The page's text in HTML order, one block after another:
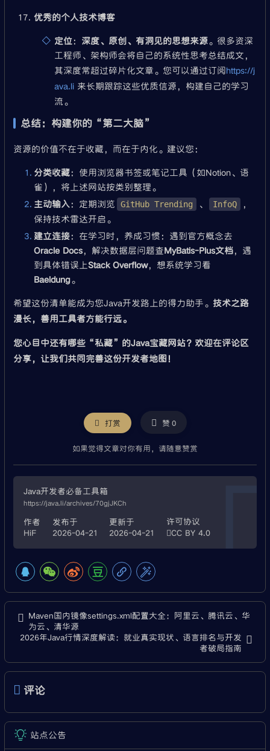
优秀的个人技术博客
定位： 深度、原创、有洞见的思想来源。很多资深
工程师、架构师会将自己的系统性思考总结成文，
其深度常超过碎片化文章。您可以通过订阅https://j
ava.li 来长期跟踪这些优质信源，构建自己的学习
流。
总结：构建你的“第二大脑”
资源的价值不在于收藏，而在于内化。建议您：
分类收藏：使用浏览器书签或笔记工具（如Notion、语
雀），将上述网站按类别整理。
主动输入 ：定期浏览 GitHub Trending 、 InfoQ
，
保持技术雷达开启。
建立连接：在学习时，养成习惯：遇到官方概念去
Oracle Docs，解决数据层问题查MyBatis-Plus文档，遇
到具体错误上Stack Overflow，想系统学习看
Baeldung。
希望这份清单能成为您Java开发路上的得力助手。 技术之路
漫长，善用工具者方能行远。
您心目中还有哪些“私藏”的Java宝藏网站？欢迎在评论区
分享，让我们共同完善这份开发者地图！
打赏 赞 0
如果觉得文章对你有用，请随意赞赏
Java开发者必备工具箱
https://java.li/archives/70gjJKCh
作者
HiF
发布于
2026-04-21
更新于
2026-04-21
许可协议
CC BY 4.0
Maven国内镜像settings.xml配置大全：阿里云、腾讯云、华
为云、清华源
2026年Java行情深度解读：就业真实现状、语言排名与开发
者破局指南
评论
站点公告